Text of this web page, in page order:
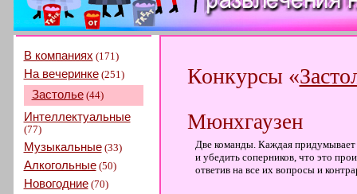
В компаниях (171)
На вечеринке(251)
Застолье(44)
Интеллектуальные
(77)
Музыкальные(33)
Алкогольные(50)
Новогодние(70)
Конкурсы «
Мюнхгаузен
Две команды. Каждая
и убедить соперников, что это
ответив на все их вопросы и